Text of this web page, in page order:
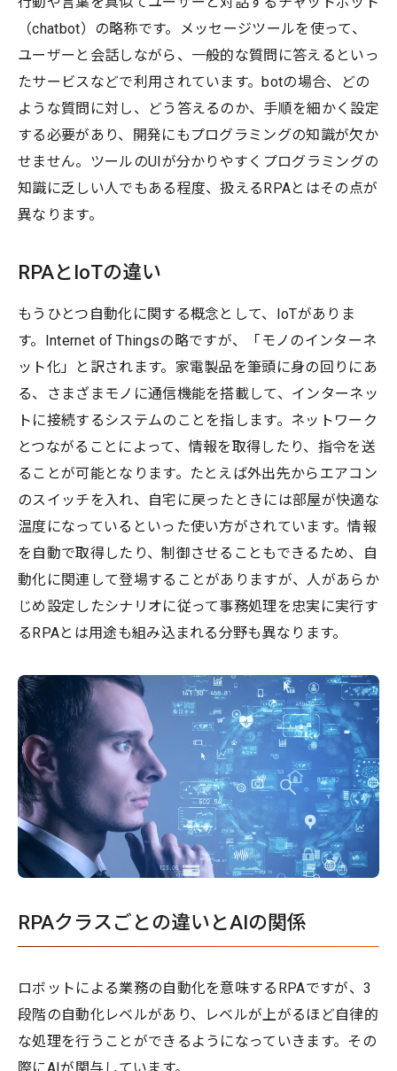
（chatbot）の略称です。メッセージツールを使って、
ユーザーと会話しながら、一般的な質問に答えるといっ
たサービスなどで利用されています。botの場合、どの
ような質問に対し、どう答えるのか、手順を細かく設定
する必要があり、開発にもプログラミングの知識が欠か
せません。ツールのUIが分かりやすくプログラミングの
知識に乏しい人でもある程度、扱えるRPAとはその点が
異なります。
RPAとIoTの違い
もうひとつ自動化に関する概念として、IoTがありま
す。Internet of Thingsの略ですが、「モノのインターネ
ット化」と訳されます。家電製品を筆頭に身の回りにあ
る、さまざまモノに通信機能を搭載して、インターネッ
トに接続するシステムのことを指します。ネットワーク
とつながることによって、情報を取得したり、指令を送
ることが可能となります。たとえば外出先からエアコン
のスイッチを入れ、自宅に戻ったときには部屋が快適な
温度になっているといった使い方がされています。情報
を自動で取得したり、制御させることもできるため、自
動化に関連して登場することがありますが、人があらか
じめ設定したシナリオに従って事務処理を忠実に実行す
るRPAとは用途も組み込まれる分野も異なります。
RPAクラスごとの違いとAIの関係
ロボットによる業務の自動化を意味するRPAですが、3
段階の自動化レベルがあり、レベルが上がるほど自律的
な処理を行うことができるようになっていきます。その